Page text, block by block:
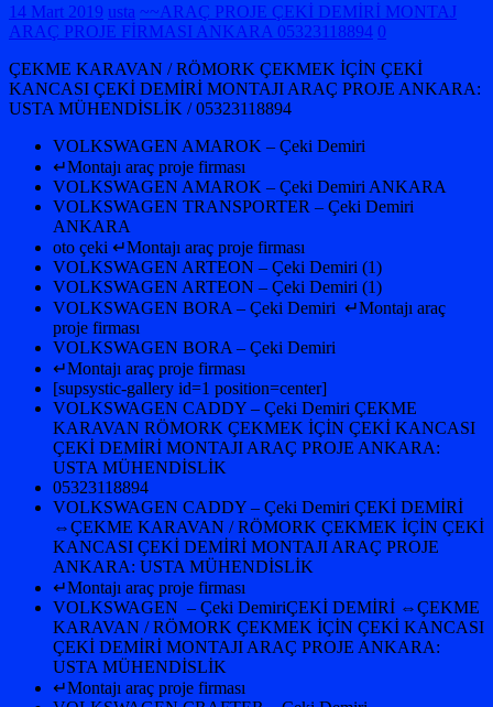
14 Mart 2019 usta ~~ARAÇ PROJE ÇEKİ DEMİRİ MONTAJ
ARAÇ PROJE FİRMASI ANKARA 05323118894 0
ÇEKME KARAVAN / RÖMORK ÇEKMEK İÇİN ÇEKİ
KANCASI ÇEKİ DEMİRİ MONTAJI ARAÇ PROJE ANKARA:
USTA MÜHENDİSLİK / 05323118894
VOLKSWAGEN AMAROK – Çeki Demiri
↵Montajı araç proje firması
VOLKSWAGEN AMAROK – Çeki Demiri ANKARA
VOLKSWAGEN TRANSPORTER – Çeki Demiri
ANKARA
oto çeki ↵Montajı araç proje firması
VOLKSWAGEN ARTEON – Çeki Demiri (1)
VOLKSWAGEN ARTEON – Çeki Demiri (1)
VOLKSWAGEN BORA – Çeki Demiri ↵Montajı araç
proje firması
VOLKSWAGEN BORA – Çeki Demiri
↵Montajı araç proje firması
[supsystic-gallery id=1 position=center]
VOLKSWAGEN CADDY – Çeki Demiri ÇEKME
KARAVAN RÖMORK ÇEKMEK İÇİN ÇEKİ KANCASI
ÇEKİ DEMİRİ MONTAJI ARAÇ PROJE ANKARA:
USTA MÜHENDİSLİK
05323118894
VOLKSWAGEN CADDY – Çeki Demiri ÇEKİ DEMİRİ
⇔ÇEKME KARAVAN / RÖMORK ÇEKMEK İÇİN ÇEKİ
KANCASI ÇEKİ DEMİRİ MONTAJI ARAÇ PROJE
ANKARA: USTA MÜHENDİSLİK
↵Montajı araç proje firması
VOLKSWAGEN – Çeki DemiriÇEKİ DEMİRİ ⇔ÇEKME
KARAVAN / RÖMORK ÇEKMEK İÇİN ÇEKİ KANCASI
ÇEKİ DEMİRİ MONTAJI ARAÇ PROJE ANKARA:
USTA MÜHENDİSLİK
↵Montajı araç proje firması